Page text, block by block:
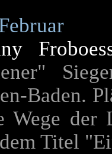
Baden.
Wege der
Titel